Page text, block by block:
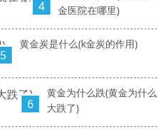
4
金医院在哪里)
5
黄金炭是什么(k金炭的作用)
6
黄金为什么跌(黄金为什么
大跌了)